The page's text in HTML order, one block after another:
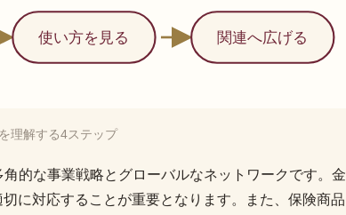
使い方を見る 関連へ広げる
理解する4ステップ
的な事業戦略とグローバルなネットワークです。金
に対応することが重要となります。また、保険商品